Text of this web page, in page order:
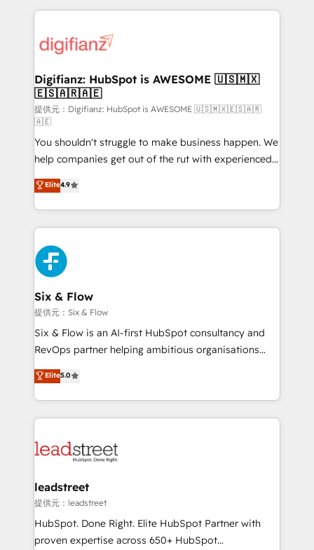
operations that are causing inefficiencies, improve
supercharge revenue operations Key services: • CRM
Transformation / Web Development • RevOps &
Sales Consulting • Marketing Automation What
makes us different? 🚀 Top 0.5% of global HubSpot
agencies ⚙️ The strongest technical ability and
integration capabilities 💼 Consultative, long-term
partners who will embed ourselves into your
business, processes and systems 🏢 We specialise in
working with mid-market and enterprise
organisations, global organisations and those with
complex use cases 🏆 CRM Implementation,
Platform Enablement, Custom Integration and
Onboarding Accredited 🔐 ISO27001 & ISO9001
Certified
Digifianz: HubSpot is AWESOME 🇺🇸🇲🇽
🇪🇸🇦🇷🇦🇪
提供元：Digifianz: HubSpot is AWESOME 🇺🇸🇲🇽🇪🇸🇦🇷
🇦🇪
You shouldn't struggle to make business happen. We
help companies get out of the rut with experienced,
process-oriented teams implementing HubSpot
Marketing, Sales, Service, CMS and Operations Hub,
so selling and actually engaging with your customers
feels easy and pain-free. We are a top ranked
HubSpot Elite Partner, winner of Rookie of the Year
and Customer First Awards, 4.9/5 rating in HubSpot
Reviews and 4.9/5 rating in Clutch Reviews. Digifianz
helps the following industries: logistics & 3PL, home
improvement & construction, branding and
commercialization, real estate, health, education,
SaaS, Software Dev & IT and consulting, make the
the United States, EU, UAE, Mexico and Latin
America. From casual user to super fan: make
Elite4.9
Six & Flow
提供元：Six & Flow
Six & Flow is an AI-first HubSpot consultancy and
RevOps partner helping ambitious organisations
grow with clarity, confidence, and intelligence.
Operating across the UK, Netherlands, Ireland, and
Canada, we’ve delivered thousands of successful
HubSpot projects for mid-market and enterprise
combine HubSpot, data, and AI to design connected
and technology for predictable, scalable revenue
growth. Our expertise spans RevOps, CRM and data
architecture, AI enablement, and strategic marketing,
delivered through our proprietary FLAIR framework
Elite5.0
leadstreet
提供元：leadstreet
HubSpot. Done Right. Elite HubSpot Partner with
proven expertise across 650+ HubSpot